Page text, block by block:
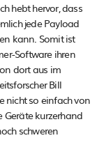
hebt hervor, dass
jede Payload
kann. Somit ist
Software ihren
dort aus im
Bill
nicht so einfach von
Geräte kurzerhand
schweren